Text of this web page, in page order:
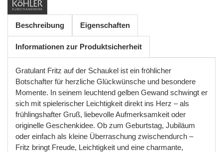
Beschreibung Eigenschaften
Informationen zur Produktsicherheit
Gratulant Fritz auf der Schaukel ist ein fröhlicher
Botschafter für herzliche Glückwünsche und besondere
Momente. In seinem leuchtend gelben Gewand schwingt er
sich mit spielerischer Leichtigkeit direkt ins Herz – als
frühlingshafter Gruß, liebevolleAufmerksamkeit oder
originelle Geschenkidee. Ob zum Geburtstag, Jubiläum
oder einfach als kleine Überraschung zwischendurch –
Fritz bringt Freude, Leichtigkeit und eine charmante,